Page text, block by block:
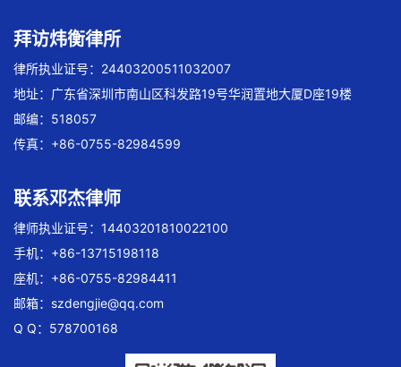
拜访炜衡律所
律所执业证号：24403200511032007
地址：广东省深圳市南山区科发路19号华润置地大厦D座19楼
邮编：518057
传真：+86-0755-82984599
联系邓杰律师
律师执业证号：14403201810022100
手机：+86-13715198118
座机：+86-0755-82984411
邮箱： szdengjie@qq.com
Q Q：578700168